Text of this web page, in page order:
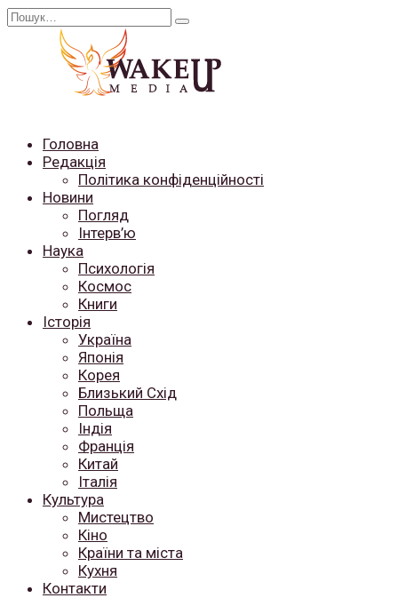
Перейти
Search
Головна
Редакція
Політика конфіденційності
Новини
Погляд
Інтерв’ю
Наука
Психологія
Космос
Книги
Історія
Україна
Японія
Корея
Близький Схід
Польща
Індія
Франція
Китай
Італія
Культура
Мистецтво
Кіно
Країни та міста
Кухня
Контакти